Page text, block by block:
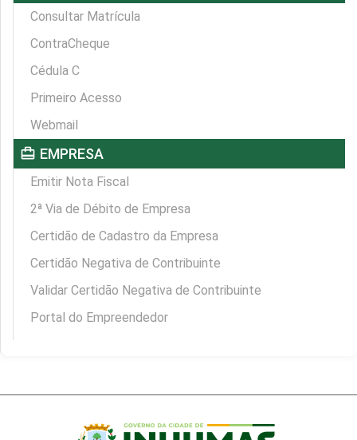
Consultar Matrícula
ContraCheque
Cédula C
Primeiro Acesso
Webmail
card_travel EMPRESA
Emitir Nota Fiscal
2ª Via de Débito de Empresa
Certidão de Cadastro da Empresa
Certidão Negativa de Contribuinte
Validar Certidão Negativa de Contribuinte
Portal do Empreendedor